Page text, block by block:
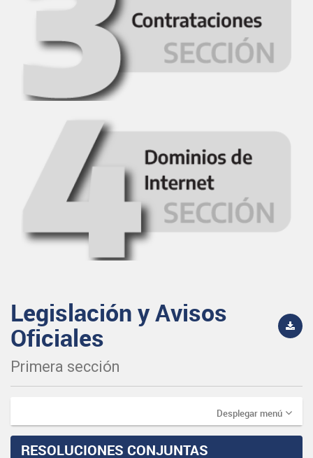
Legislación y Avisos
Oficiales
Primera sección
Desplegar menú
RESOLUCIONES CONJUNTAS